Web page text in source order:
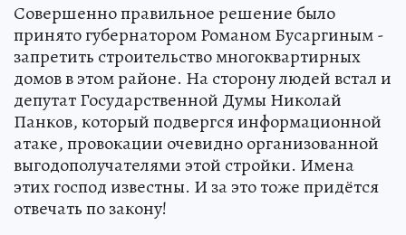
Совершенно правильное решение было
принято губернатором Романом Бусаргиным -
запретить строительство многоквартирных
домов в этом районе. На сторону людей встал и
депутат Государственной Думы Николай
Панков, который подвергся информационной
атаке, провокации очевидно организованной
выгодополучателями этой стройки. Имена
этих господ известны. И за это тоже придётся
отвечать по закону!